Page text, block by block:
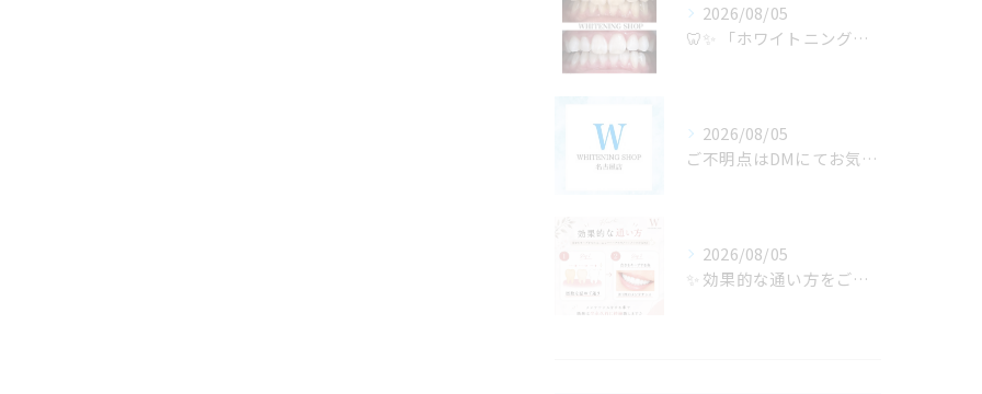
2026/08/05
🦷✨ 「ホワイトニングは若い人がするもの」だと思っていません...
2026/08/05
ご不明点はDMにてお気軽にお問い合わせください✨🩷
2026/08/05
✨ 効果的な通い方をご紹介🦷🤍